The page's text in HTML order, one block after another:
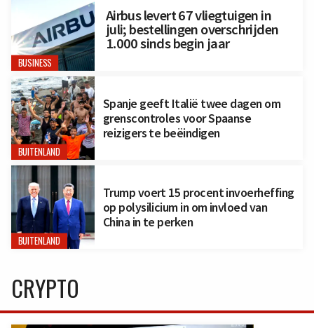
BUSINESS
Airbus levert 67 vliegtuigen in
juli; bestellingen overschrijden
1.000 sinds begin jaar
BUITENLAND
Spanje geeft Italië twee dagen om
grenscontroles voor Spaanse
reizigers te beëindigen
BUITENLAND
Trump voert 15 procent invoerheffing
op polysilicium in om invloed van
China in te perken
CRYPTO